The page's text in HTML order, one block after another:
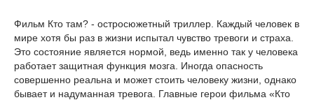
Фильм Кто там? - остросюжетный триллер. Каждый человек в
мире хотя бы раз в жизни испытал чувство тревоги и страха.
Это состояние является нормой, ведь именно так у человека
работает защитная функция мозга. Иногда опасность
совершенно реальна и может стоить человеку жизни, однако
бывает и надуманная тревога. Главные герои фильма «Кто